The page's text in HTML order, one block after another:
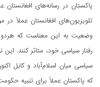
پاکستان در رسانه‌های افغانستان
تلویزیون‌های افغانستان عملاً در
وضعیت به این معناست که هردو
رفتار سیاسی خود، متاثر کنند.
سیاسی میان اسلام‌آباد و کابل
که پاکستان عملاً برای تنبیه